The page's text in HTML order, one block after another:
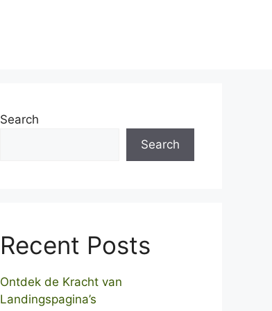
Search
Search
Recent Posts
Ontdek de Kracht van
Landingspagina’s